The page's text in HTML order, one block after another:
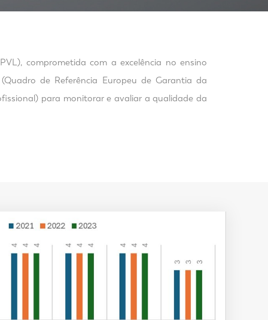
comprometida com a excelência no ensino
de Referência Europeu de Garantia da
para monitorar e avaliar a qualidade da